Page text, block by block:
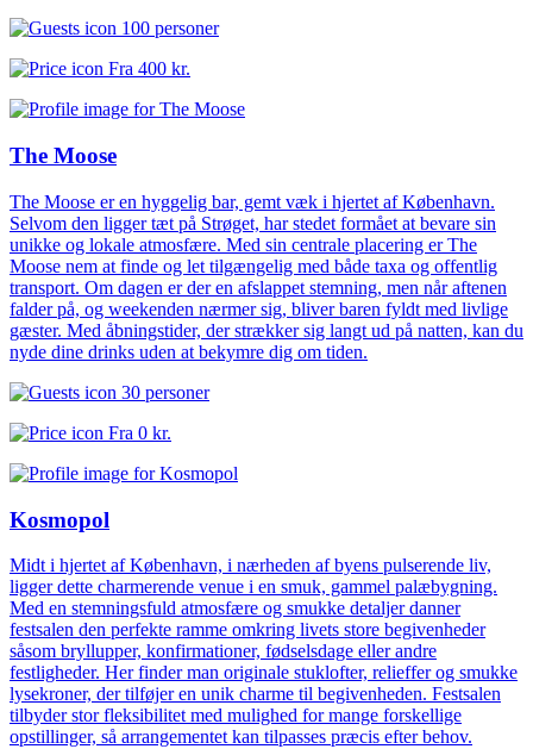
100 personer
Fra 400 kr.
The Moose
The Moose er en hyggelig bar, gemt væk i hjertet af København.
Selvom den ligger tæt på Strøget, har stedet formået at bevare sin
unikke og lokale atmosfære. Med sin centrale placering er The
Moose nem at finde og let tilgængelig med både taxa og offentlig
transport. Om dagen er der en afslappet stemning, men når aftenen
falder på, og weekenden nærmer sig, bliver baren fyldt med livlige
gæster. Med åbningstider, der strækker sig langt ud på natten, kan du
nyde dine drinks uden at bekymre dig om tiden.
30 personer
Fra 0 kr.
Kosmopol
Midt i hjertet af København, i nærheden af byens pulserende liv,
ligger dette charmerende venue i en smuk, gammel palæbygning.
Med en stemningsfuld atmosfære og smukke detaljer danner
festsalen den perfekte ramme omkring livets store begivenheder
såsom bryllupper, konfirmationer, fødselsdage eller andre
festligheder. Her finder man originale stuklofter, relieffer og smukke
lysekroner, der tilføjer en unik charme til begivenheden. Festsalen
tilbyder stor fleksibilitet med mulighed for mange forskellige
opstillinger, så arrangementet kan tilpasses præcis efter behov.